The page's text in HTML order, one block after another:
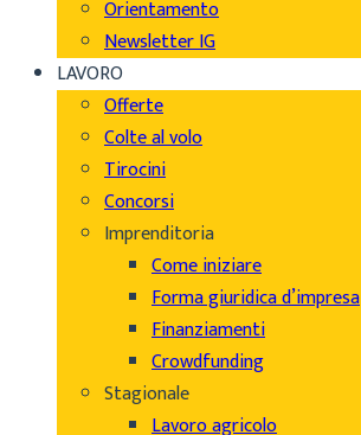
Orientamento
Newsletter IG
LAVORO
Offerte
Colte al volo
Tirocini
Concorsi
Imprenditoria
Come iniziare
Forma giuridica d’impresa
Finanziamenti
Crowdfunding
Stagionale
Lavoro agricolo